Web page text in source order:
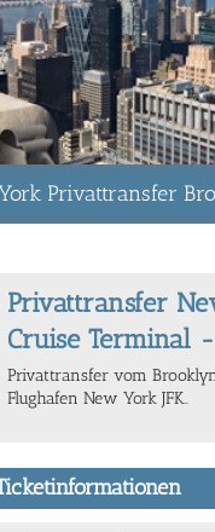
Privattransfer
Privattransfer
Cruise Terminal
Privattransfer vom
Flughafen New York JFK..